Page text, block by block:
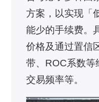
方案，以实现「
能少的手续费。
价格及通过置信
带、ROC系数等
交易频率等。